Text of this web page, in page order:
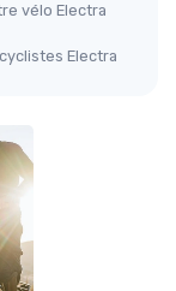
vélo Electra
Electra